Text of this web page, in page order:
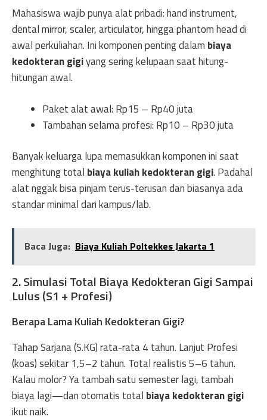
Mahasiswa wajib punya alat pribadi: hand instrument,
dental mirror, scaler, articulator, hingga phantom head di
awal perkuliahan. Ini komponen penting dalam biaya
kedokteran gigiyang sering kelupaan saat hitung-
hitungan awal.
Paket alat awal: Rp15 – Rp40 juta
Tambahan selama profesi: Rp10 – Rp30 juta
Banyak keluarga lupa memasukkan komponen ini saat
menghitung total biaya kuliah kedokteran gigi. Padahal
alat nggak bisa pinjam terus-terusan dan biasanya ada
standar minimal dari kampus/lab.
Baca Juga: Biaya Kuliah Poltekkes Jakarta 1
2. Simulasi Total Biaya Kedokteran Gigi Sampai
Lulus (S1 + Profesi)
Berapa Lama Kuliah Kedokteran Gigi?
Tahap Sarjana (S.KG) rata-rata 4 tahun. Lanjut Profesi
(koas) sekitar 1,5–2 tahun. Total realistis 5–6 tahun.
Kalau molor? Ya tambah satu semester lagi, tambah
biaya lagi—dan otomatis total biaya kedokteran gigi
ikut naik.